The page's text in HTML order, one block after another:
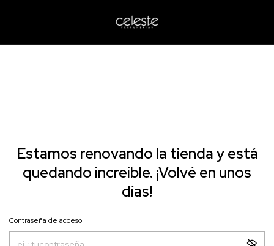
Estamos renovando la tienda y está
quedando increíble. ¡Volvé en unos
días!
Contraseña de acceso